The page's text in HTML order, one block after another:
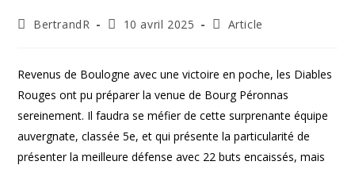
Auteur/autrice
publication :
BertrandR
Publication
10 avril 2025
PostArticle
Revenus de Boulogne avec une victoire en poche, les Diables
Rouges ont pu préparer la venue de Bourg Péronnas
sereinement. Il faudra se méfier de cette surprenante équipe
auvergnate, classée 5e, et qui présente la particularité de
présenter la meilleure défense avec 22 buts encaissés, mais